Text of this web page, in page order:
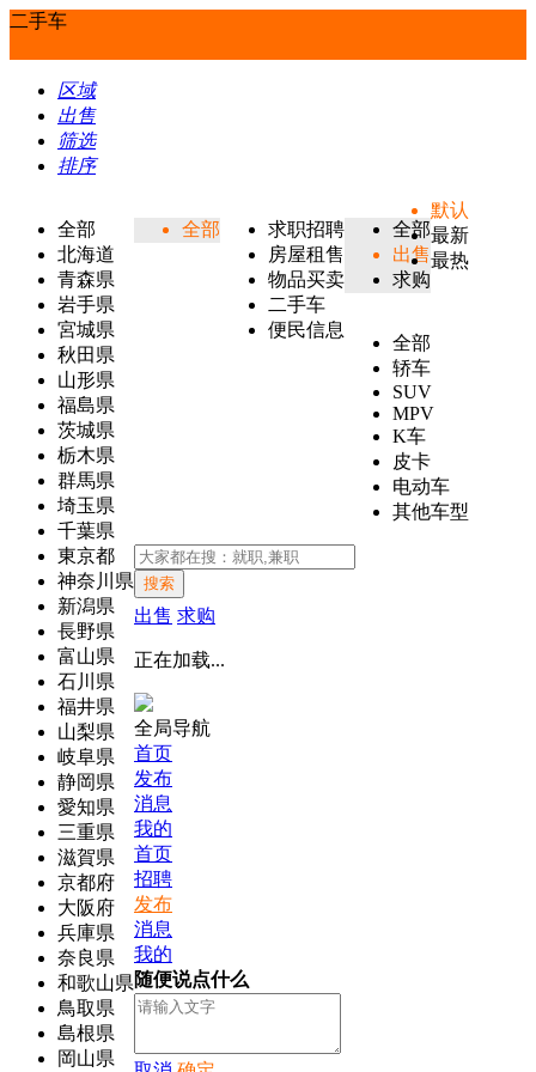
二手车
区域
出售
筛选
排序
全部
北海道
青森県
岩手県
宮城県
秋田県
山形県
福島県
茨城県
栃木県
群馬県
埼玉県
千葉県
東京都
神奈川県
新潟県
長野県
富山県
石川県
福井県
山梨県
岐阜県
静岡県
愛知県
三重県
滋賀県
京都府
大阪府
兵庫県
奈良県
和歌山県
鳥取県
島根県
岡山県
全部
求职招聘
房屋租售
物品买卖
二手车
便民信息
全部
出售
求购
全部
轿车
SUV
MPV
K车
皮卡
电动车
其他车型
默认
最新
最热
搜索
出售 求购
正在加载...
全局导航
首页
发布
消息
我的
首页
招聘
发布
消息
我的
随便说点什么